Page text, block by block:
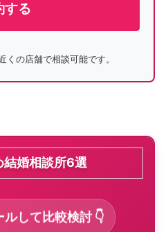
する
の店舗で相談可能です。
結婚相談所6選
ルして比較検討 👇